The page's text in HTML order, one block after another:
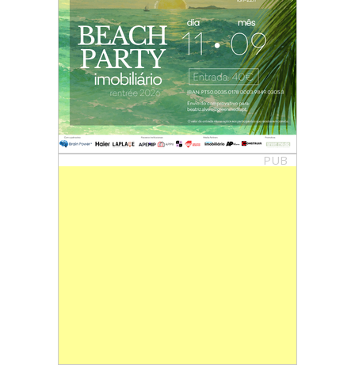
PUB